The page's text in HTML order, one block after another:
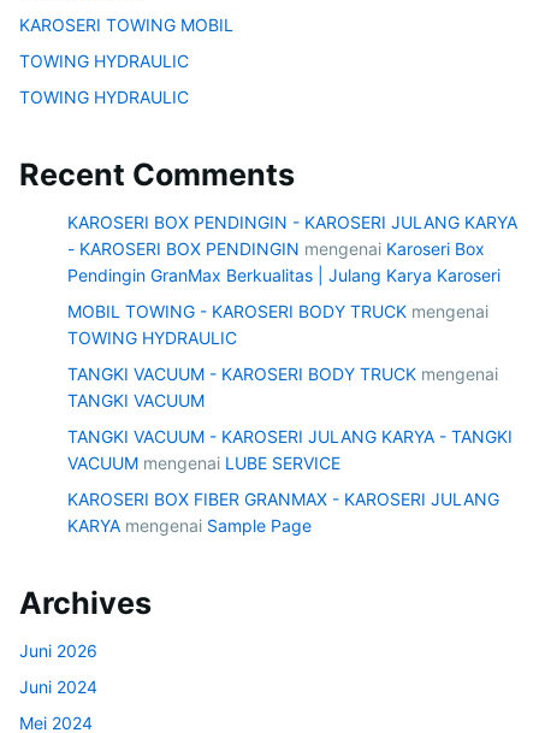
KAROSERI TOWING MOBIL
TOWING HYDRAULIC
TOWING HYDRAULIC
Recent Comments
KAROSERI BOX PENDINGIN - KAROSERI JULANG KARYA
- KAROSERI BOX PENDINGIN mengenai Karoseri Box
Pendingin GranMax Berkualitas | Julang Karya Karoseri
MOBIL TOWING - KAROSERI BODY TRUCK mengenai
TOWING HYDRAULIC
TANGKI VACUUM - KAROSERI BODY TRUCK mengenai
TANGKI VACUUM
TANGKI VACUUM - KAROSERI JULANG KARYA - TANGKI
VACUUM mengenai LUBE SERVICE
KAROSERI BOX FIBER GRANMAX - KAROSERI JULANG
KARYA mengenai Sample Page
Archives
Juni 2026
Juni 2024
Mei 2024